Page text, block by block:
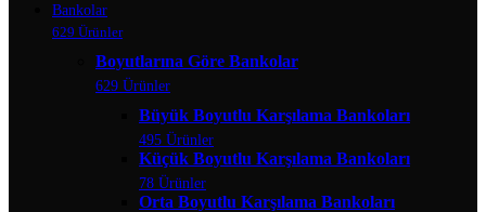
Bankolar
629 Ürünler
Boyutlarına Göre Bankolar
629 Ürünler
Büyük Boyutlu Karşılama Bankoları
495 Ürünler
Küçük Boyutlu Karşılama Bankoları
78 Ürünler
Orta Boyutlu Karşılama Bankoları